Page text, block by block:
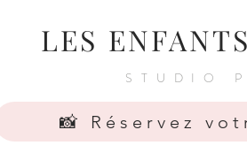
LES
STUDIO
📸 Réservez